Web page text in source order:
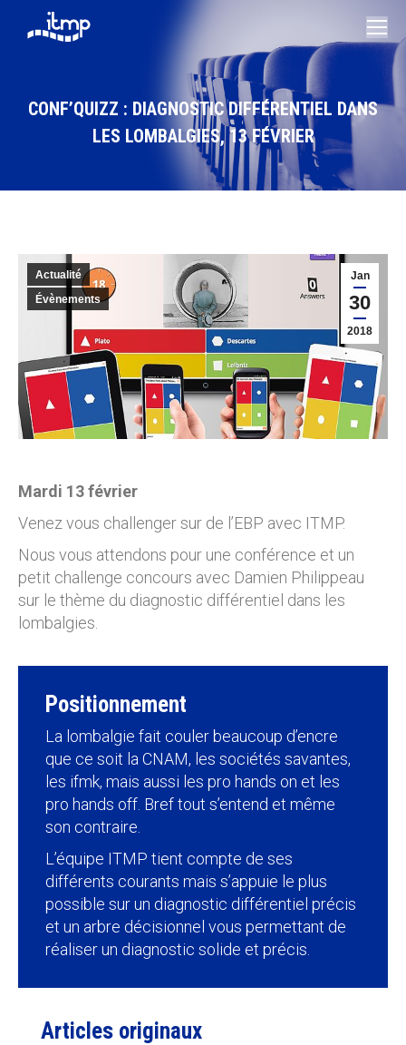
CONF’QUIZZ : DIAGNOSTIC DIFFÉRENTIEL DANS
LES LOMBALGIES, 13 FÉVRIER
Vous êtes ici :
Jan
30
2018
Actualité
Évènements
Mardi 13 février
Venez vous challenger sur de l’EBP avec ITMP.
Nous vous attendons pour une conférence et un
petit challenge concours avec Damien Philippeau
sur le thème du diagnostic différentiel dans les
lombalgies.
Positionnement
La lombalgie fait couler beaucoup d’encre
que ce soit la CNAM, les sociétés savantes,
les ifmk, mais aussi les pro hands on et les
pro hands off. Bref tout s’entend et même
son contraire.
L’équipe ITMP tient compte de ses
différents courants mais s’appuie le plus
possible sur un diagnostic différentiel précis
et un arbre décisionnel vous permettant de
réaliser un diagnostic solide et précis.
Articles originaux